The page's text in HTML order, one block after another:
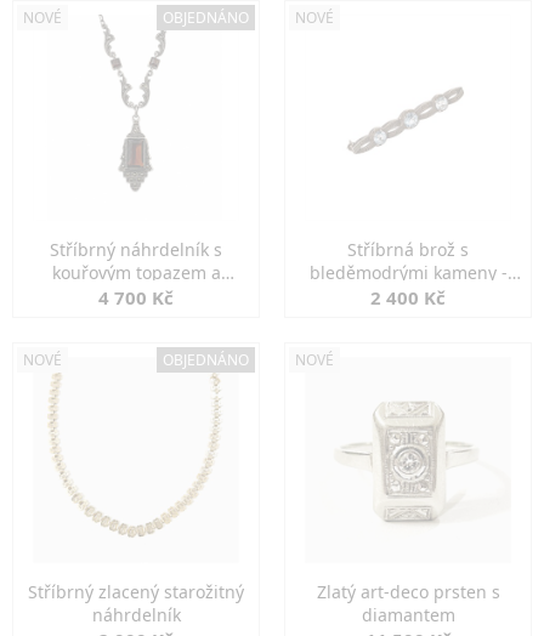
NOVÉ OBJEDNÁNO
Stříbrný náhrdelník s
kouřovým topazem a
markazity
4 700 Kč
NOVÉ
Stříbrná brož s
bleděmodrými kameny -
jemná elegance
2 400 Kč
NOVÉ OBJEDNÁNO
Stříbrný zlacený starožitný
náhrdelník
NOVÉ
Zlatý art-deco prsten s
diamantem